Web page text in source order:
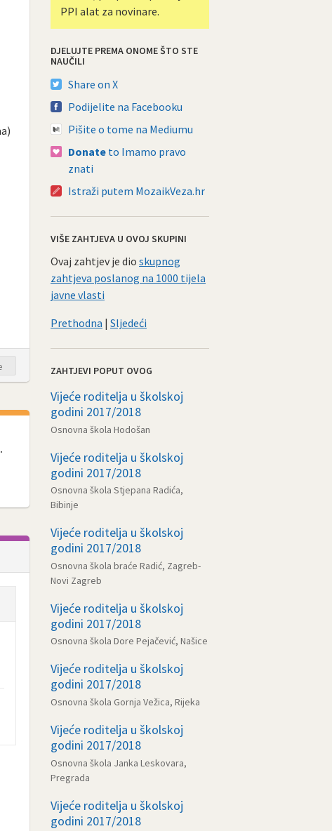
PPI alat za novinare.
DJELUJTE PREMA ONOME ŠTO STE
NAUČILI
Share on X
Podijelite na Facebooku
Pišite o tome na Mediumu
Donate to Imamo pravo
znati
Istraži putem MozaikVeza.hr
VIŠE ZAHTJEVA U OVOJ SKUPINI
Ovaj zahtjev je dio skupnog
zahtjeva poslanog na 1000 tijela
javne vlasti
Prethodna | Sljedeći
ZAHTJEVI POPUT OVOG
Vijeće roditelja u školskoj
godini 2017/2018
Osnovna škola Hodošan
Vijeće roditelja u školskoj
godini 2017/2018
Osnovna škola Stjepana Radića,
Bibinje
Vijeće roditelja u školskoj
godini 2017/2018
Osnovna škola braće Radić, Zagreb-
Novi Zagreb
Vijeće roditelja u školskoj
godini 2017/2018
Osnovna škola Dore Pejačević, Našice
Vijeće roditelja u školskoj
godini 2017/2018
Osnovna škola Gornja Vežica, Rijeka
Vijeće roditelja u školskoj
godini 2017/2018
Osnovna škola Janka Leskovara,
Pregrada
Vijeće roditelja u školskoj
godini 2017/2018